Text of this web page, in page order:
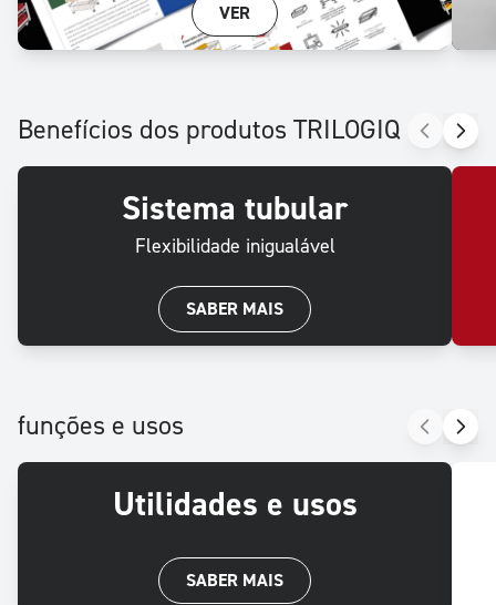
VER
Benefícios dos produtos TRILOGIQ
Sistema tubular
Flexibilidade inigualável
SABER MAIS
funções e usos
Utilidades e usos
SABER MAIS